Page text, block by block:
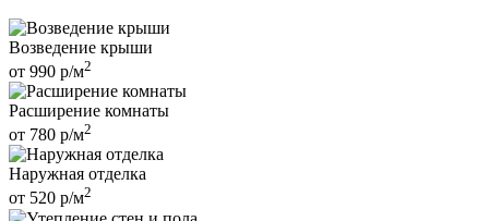
Возведение крыши
от 990 р/м2
Расширение комнаты
от 780 р/м2
Наружная отделка
от 520 р/м2